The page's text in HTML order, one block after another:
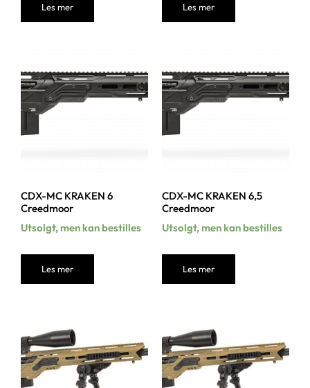
Les mer Les mer
CDX-MC KRAKEN 6
Creedmoor
Utsolgt, men kan bestilles
Les mer
CDX-MC KRAKEN 6,5
Creedmoor
Utsolgt, men kan bestilles
Les mer